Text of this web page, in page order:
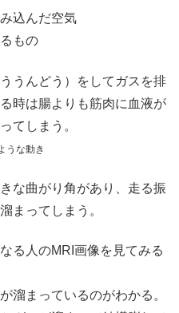
込んだ空気
もの
うんどう）をしてガスを排
時は腸よりも筋肉に血液が
てしまう。
うな動き
な曲がり角があり、走る振
まってしまう。
る人のMRI画像を見てみる
溜まっているのがわかる。